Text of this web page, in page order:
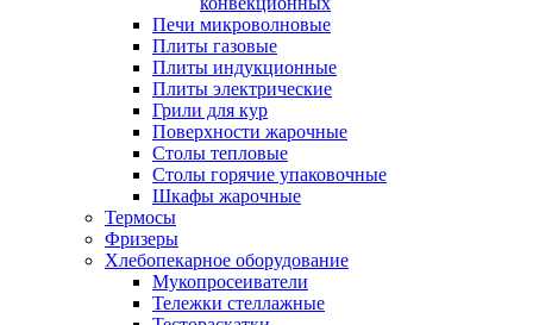
Печи микроволновые
Плиты газовые
Плиты индукционные
Плиты электрические
Грили для кур
Поверхности жарочные
Столы тепловые
Столы горячие упаковочные
Шкафы жарочные
Термосы
Фризеры
Хлебопекарное оборудование
Мукопросеиватели
Тележки стеллажные